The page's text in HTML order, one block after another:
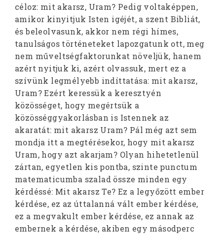
céloz: mit akarsz, Uram? Pedig voltaképpen,
amikor kinyitjuk Isten igéjét, a szent Bibliát,
és beleolvasunk, akkor nem régi hímes,
tanulságos történeteket lapozgatunk ott, meg
nem műveltségfaktorunkat növeljük, hanem
azért nyitjuk ki, azért olvassuk, mert ez a
szívünk legmélyebb indíttatása: mit akarsz,
Uram? Ezért keressük a keresztyén
közösséget, hogy megértsük a
közösséggyakorlásban is Istennek az
akaratát: mit akarsz Uram? Pál még azt sem
mondja itt a megtérésekor, hogy mit akarsz
Uram, hogy azt akarjam? Olyan hihetetlenül
zártan, egyetlen kis pontba, szinte punctum
matematicumba szalad össze minden egy
kérdéssé: Mit akarsz Te? Ez a legyőzött ember
kérdése, ez az úttalanná vált ember kérdése,
ez a megvakult ember kérdése, ez annak az
embernek a kérdése, akiben egy másodperc